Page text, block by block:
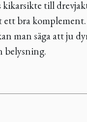
till
ett bra
man säga att ju
belysning.